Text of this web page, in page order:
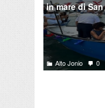
in mare di
Alto Jonio 0